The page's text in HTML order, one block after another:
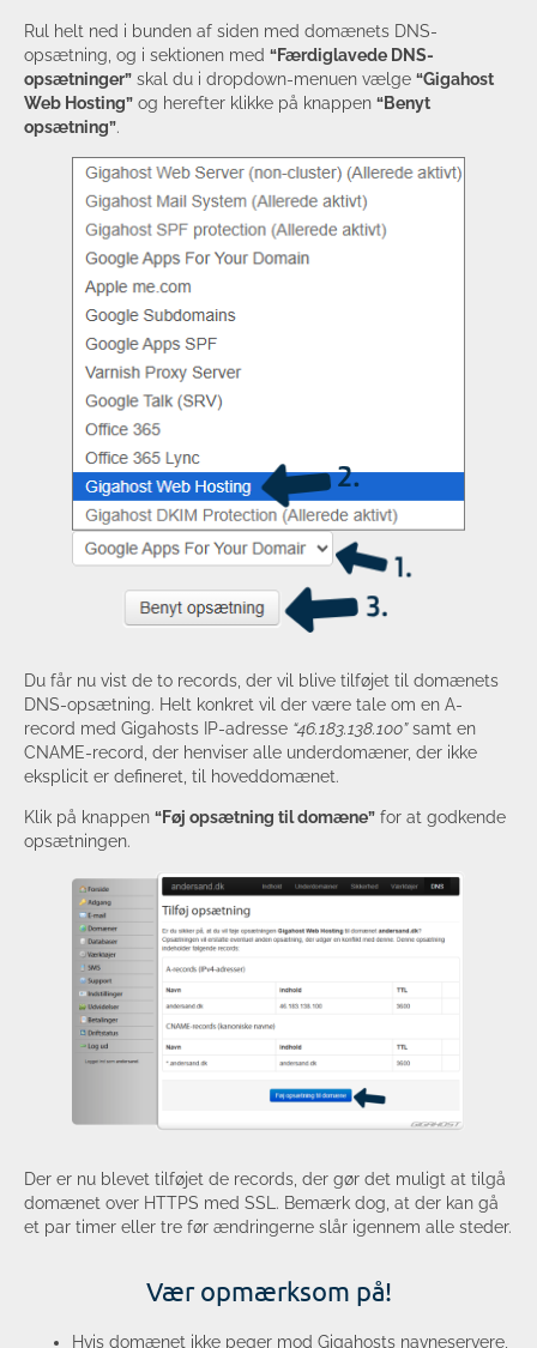
Rul helt ned i bunden af siden med domænets DNS-
opsætning, og i sektionen med “Færdiglavede DNS-
opsætninger” skal du i dropdown-menuen vælge “Gigahost
Web Hosting” og herefter klikke på knappen “Benyt
opsætning”.
Du får nu vist de to records, der vil blive tilføjet til domænets
DNS-opsætning. Helt konkret vil der være tale om en A-
record med Gigahosts IP-adresse “46.183.138.100”samt en
CNAME-record, der henviser alle underdomæner, der ikke
eksplicit er defineret, til hoveddomænet.
Klik på knappen “Føj opsætning til domæne” for at godkende
opsætningen.
Der er nu blevet tilføjet de records, der gør det muligt at tilgå
domænet over HTTPS med SSL. Bemærk dog, at der kan gå
et par timer eller tre før ændringerne slår igennem alle steder.
Vær opmærksom på!
Hvis domænet ikke peger mod Gigahosts navneservere,